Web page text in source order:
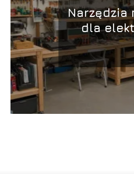
Narzędzia
dla